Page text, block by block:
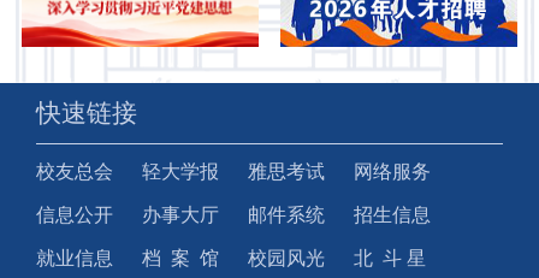
快速链接
校友总会 轻大学报 雅思考试 网络服务
信息公开 办事大厅 邮件系统 招生信息
就业信息 档 案 馆 校园风光 北 斗 星